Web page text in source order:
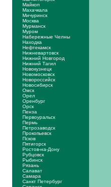
Майкоп
Махачкала
Мичуринск
Москва
Мурманск
Муром
Набережные Челны
Находка
Нефтекамск
Нижневартовск
Нижний Новгород
Нижний Тагил
Новокузнецк
Новомосковск
Новороссийск
Новосибирск
Омск
Орел
Оренбург
Орск
Пенза
Первоуральск
Пермь
Петрозаводск
Прокопьевск
Псков
Пятигорск
Ростов-на-Дону
Рубцовск
Рыбинск
Рязань
Салават
Самара
Санкт Петербург